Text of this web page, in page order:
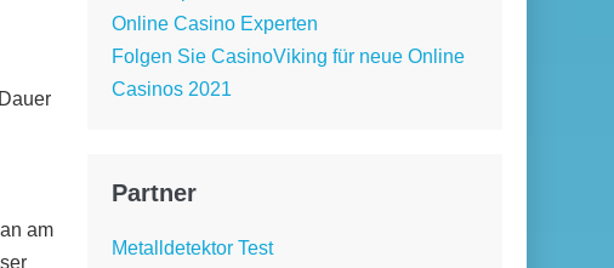
am
Online Casino Experten
Folgen Sie CasinoViking für neue Online
Casinos 2021
Partner
Metalldetektor Test